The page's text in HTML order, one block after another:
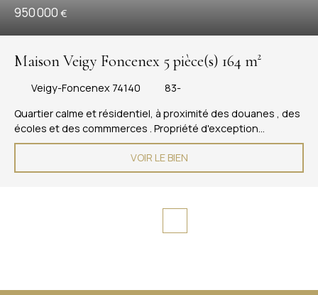
950 000 €
Maison Veigy Foncenex 5 pièce(s) 164 m²
Veigy-Foncenex 74140
83-
Quartier calme et résidentiel, à proximité des douanes , des
écoles et des commmerces . Propriété d'exception
entièrement rénovée , surface 164m2 sur 2 niveaux Sous
sol complet de 100m2 avec salon cinéma . Rez de chaussée,
cuisine équipée avec plan dînatoire , buanderie / cellier
, toilette séparé et salle de douches . Une chambre d'enfant
réversible . Prix justifié , coup de coeur garanti !
VOIR LE BIEN